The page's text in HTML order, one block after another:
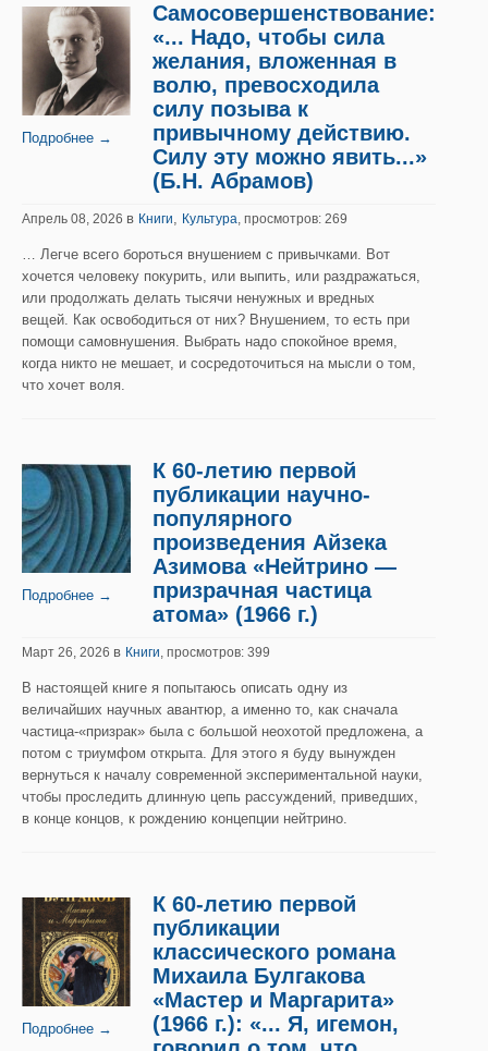
Подробнее →
Самосовершенствование:
«... Надо, чтобы сила
желания, вложенная в
волю, превосходила
силу позыва к
привычному действию.
Силу эту можно явить...»
(Б.Н. Абрамов)
Апрель 08, 2026 в Книги, Культура, просмотров: 269
… Легче всего бороться внушением с привычками. Вот
хочется человеку покурить, или выпить, или раздражаться,
или продолжать делать тысячи ненужных и вредных
вещей. Как освободиться от них? Внушением, то есть при
помощи самовнушения. Выбрать надо спокойное время,
когда никто не мешает, и сосредоточиться на мысли о том,
что хочет воля.
Подробнее →
К 60-летию первой
публикации научно-
популярного
произведения Айзека
Азимова «Нейтрино —
призрачная частица
атома» (1966 г.)
Март 26, 2026 в Книги, просмотров: 399
В настоящей книге я попытаюсь описать одну из
величайших научных авантюр, а именно то, как сначала
частица-«призрак» была с большой неохотой предложена, а
потом с триумфом открыта. Для этого я буду вынужден
вернуться к началу современной экспериментальной науки,
чтобы проследить длинную цепь рассуждений, приведших,
в конце концов, к рождению концепции нейтрино.
Подробнее →
К 60-летию первой
публикации
классического романа
Михаила Булгакова
«Мастер и Маргарита»
(1966 г.): «... Я, игемон,